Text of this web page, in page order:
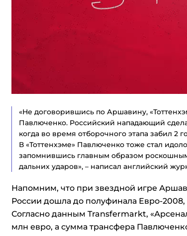
«Не договорившись по Аршавину,
Павлюченко. Российский нападающий
когда во время отборочного этапа забил 2
В «Тоттенхэме» Павлюченко тоже стал
запомнившись главным образом
дальних ударов», – написал английский
Напомним, что при звездной игре
России дошла до полуфинала Евро-2008,
Согласно данным Transfermarkt,
млн евро, а сумма трансфера Павлюченко